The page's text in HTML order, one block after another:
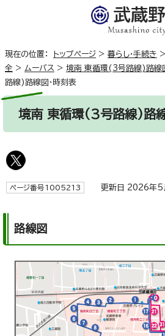
現在の位置： トップページ > 暮らし・手続き >
全 > ムーバス > 境南 東循環(3号路線)路線
路線)路線図・時刻表
境南 東循環(3号路線)路線
ページ番号1005213 更新日 2026年5
路線図